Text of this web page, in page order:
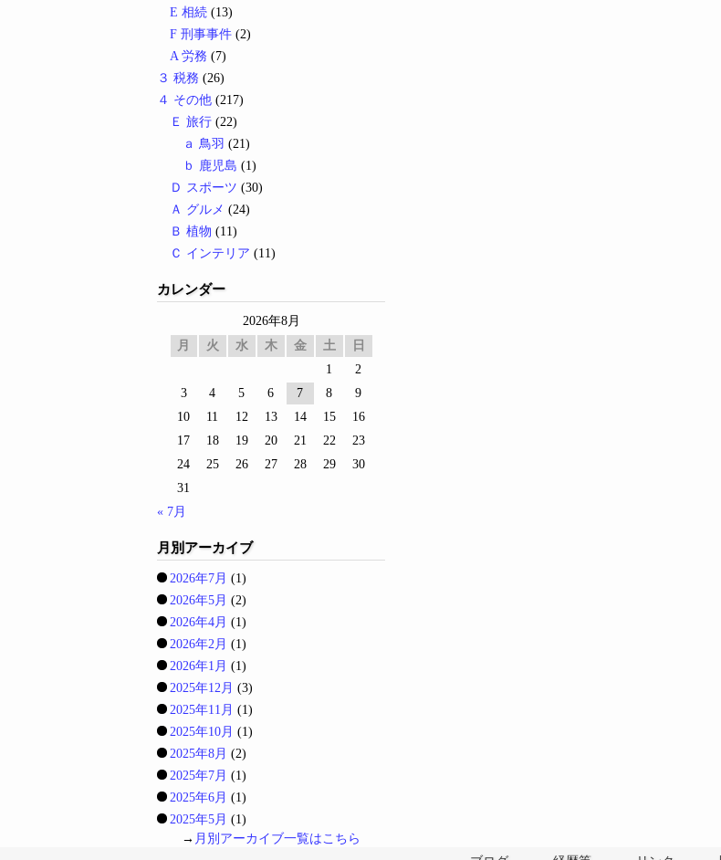
E 相続 (13)
F 刑事事件 (2)
A 労務 (7)
３ 税務 (26)
４ その他 (217)
Ｅ 旅行 (22)
ａ 鳥羽 (21)
ｂ 鹿児島 (1)
Ｄ スポーツ (30)
Ａ グルメ (24)
Ｂ 植物 (11)
Ｃ インテリア (11)
カレンダー
2026年8月
月
火 水 木 金 土
日
1
2
3
4 5 6 7 8
9
10
11 12 13 14 15
16
17
18 19 20 21 22
23
24
25 26 27 28 29
30
31
« 7月
月別アーカイブ
2026年7月 (1)
2026年5月 (2)
2026年4月 (1)
2026年2月 (1)
2026年1月 (1)
2025年12月 (3)
2025年11月 (1)
2025年10月 (1)
2025年8月 (2)
2025年7月 (1)
2025年6月 (1)
2025年5月 (1)
→ 月別アーカイブ一覧はこちら